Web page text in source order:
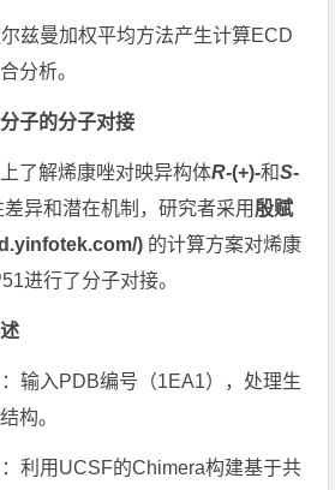
兹曼加权平均方法产生计算ECD
分析。
子的分子对接
了解烯康唑对映异构体R-(+)-和S-
异和潜在机制，研究者采用 殷赋
) 的计算方案对烯康
进行了分子对接。
输入PDB编号（1EA1），处理生
构。
利用UCSF的Chimera构建基于共